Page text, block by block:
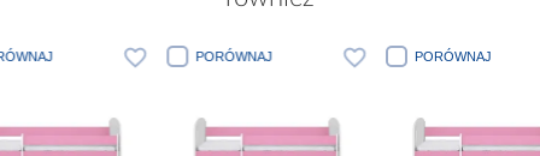
PORÓWNAJ PORÓWNAJ